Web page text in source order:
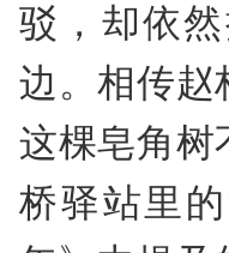
驳，却依
边。相传赵
这棵皂角树
桥驿站里